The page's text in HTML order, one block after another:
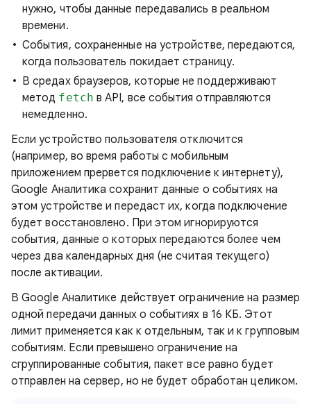
нужно, чтобы данные передавались в реальном
времени.
События, сохраненные на устройстве, передаются,
когда пользователь покидает страницу.
В средах браузеров, которые не поддерживают
метод fetch в API, все события отправляются
немедленно.
Если устройство пользователя отключится
(например, во время работы с мобильным
приложением прервется подключение к интернету),
Google Аналитика сохранит данные о событиях на
этом устройстве и передаст их, когда подключение
будет восстановлено. При этом игнорируются
события, данные о которых передаются более чем
через два календарных дня (не считая текущего)
после активации.
В Google Аналитике действует ограничение на размер
одной передачи данных о событиях в 16 КБ. Этот
лимит применяется как к отдельным, так и к групповым
событиям. Если превышено ограничение на
сгруппированные события, пакет все равно будет
отправлен на сервер, но не будет обработан целиком.